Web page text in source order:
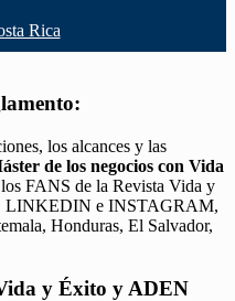
Rica
los alcances y las
de los negocios con Vida
los FANS de la Revista Vida y
LINKEDIN e INSTAGRAM,
Honduras, El Salvador,
y Éxito y ADEN